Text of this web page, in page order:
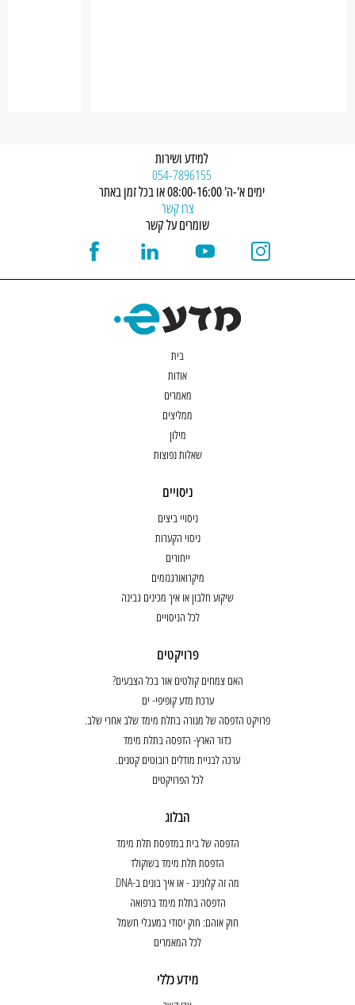
למידע ושירות
054-7896155
ימים א'-ה' 08:00-16:00 או בכל זמן באתר
צרו קשר
שומרים על קשר
בית
אודות
מאמרים
ממליצים
מילון
שאלות נפוצות
ניסויים
ניסויי ביצים
ניסוי הקערות
ייחורים
מיקרואורגנזמים
שיקוע חלבון או איך מכינים גבינה
לכל הניסויים
פרויקטים
האם צמחים קולטים אור בכל הצבעים?
ערכת מדע קופיפי- ים
פרויקט הדפסה של מנורה בתלת מימד שלב אחרי שלב.
כדור הארץ- הדפסה בתלת מימד
ערכה לבניית מודלים רובוטים קטנים.
לכל הפרויקטים
הבלוג
הדפסה של בית במדפסת תלת מימד
הדפסת תלת מימד בשוקולד
מה זה קלונינג - או איך בונים ב-DNA
הדפסה בתלת מימד ברפואה
חוק אוהם: חוק יסודי במעגלי חשמל
לכל המאמרים
מידע כללי